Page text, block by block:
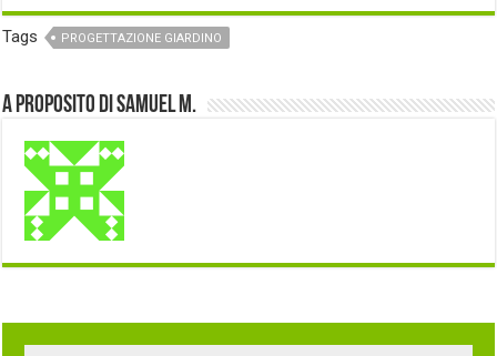
Tags PROGETTAZIONE GIARDINO
A proposito di Samuel M.